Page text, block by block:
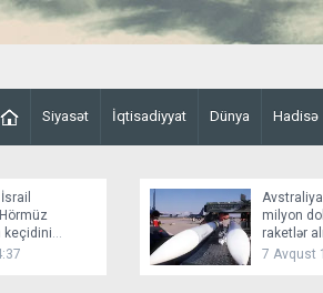
Siyasət İqtisadiyyat Dünya Hadisə
keçidini
milyon
raketlər
7 Avqust